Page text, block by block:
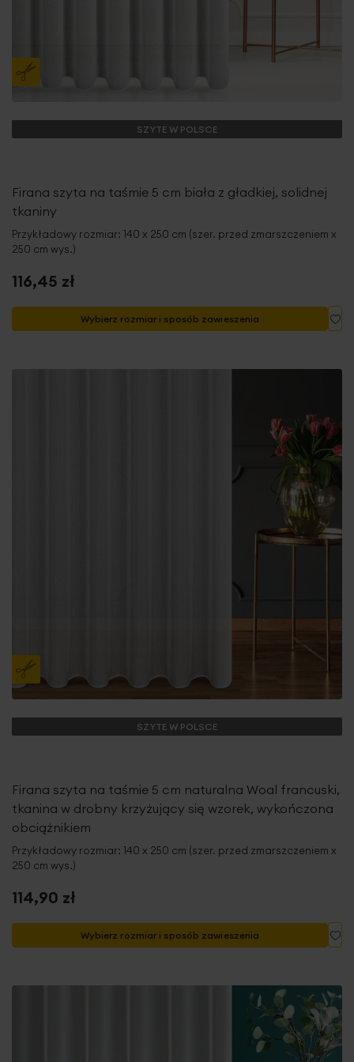
SZYTE W POLSCE
Firana szyta na taśmie 5 cm biała z gładkiej, solidnej
tkaniny
Przykładowy rozmiar: 140 x 250 cm (szer. przed zmarszczeniem x
250 cm wys.)
116,45 zł
Wybierz rozmiar i sposób zawieszenia
SZYTE W POLSCE
Firana szyta na taśmie 5 cm naturalna Woal francuski,
tkanina w drobny krzyżujący się wzorek, wykończona
obciążnikiem
Przykładowy rozmiar: 140 x 250 cm (szer. przed zmarszczeniem x
250 cm wys.)
114,90 zł
Wybierz rozmiar i sposób zawieszenia